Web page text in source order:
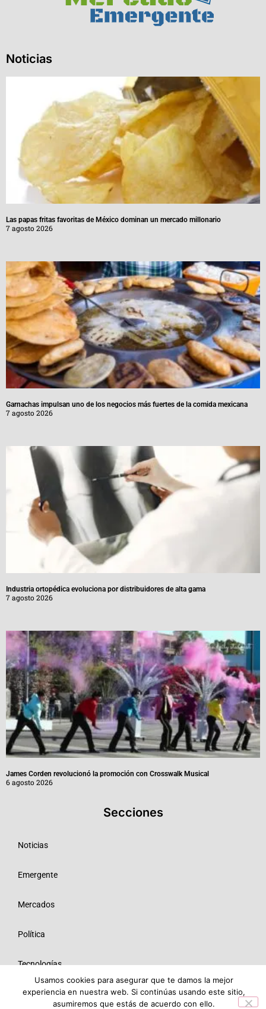
Noticias
Las papas fritas favoritas de México dominan un mercado millonario
7 agosto 2026
Garnachas impulsan uno de los negocios más fuertes de la comida mexicana
7 agosto 2026
Industria ortopédica evoluciona por distribuidores de alta gama
7 agosto 2026
James Corden revolucionó la promoción con Crosswalk Musical
6 agosto 2026
Secciones
Noticias
Emergente
Mercados
Política
Tecnologías
Opinión
Usamos cookies para asegurar que te damos la mejor
experiencia en nuestra web. Si continúas usando este sitio,
asumiremos que estás de acuerdo con ello.